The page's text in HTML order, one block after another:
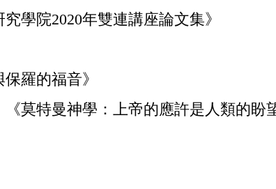
學院2020年雙連講座論文集》
羅的福音》
莫特曼神學：上帝的應許是人類的盼